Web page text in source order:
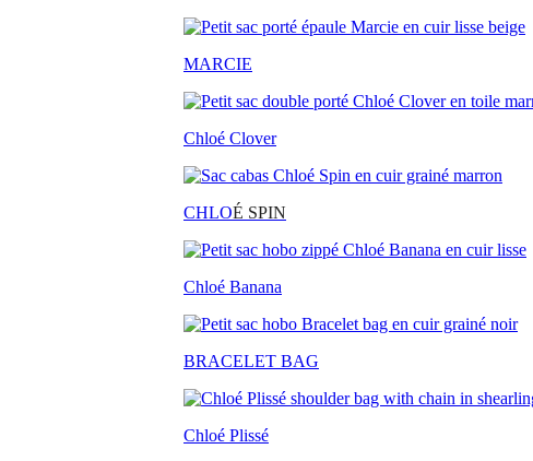
MARCIE
Chloé Clover
CHLOÉ SPIN
Chloé Banana
BRACELET BAG
Chloé Plissé